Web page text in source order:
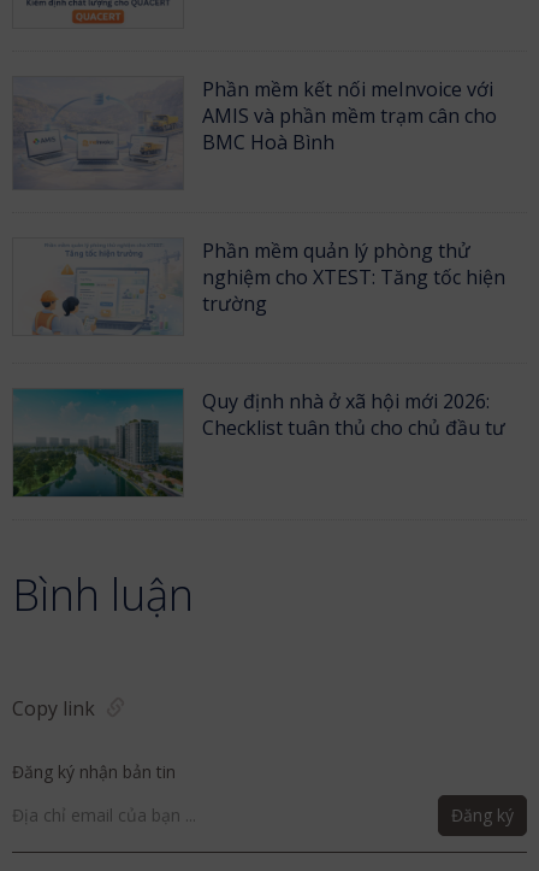
Phần mềm kết nối meInvoice với
AMIS và phần mềm trạm cân cho
BMC Hoà Bình
Phần mềm quản lý phòng thử
nghiệm cho XTEST: Tăng tốc hiện
trường
Quy định nhà ở xã hội mới 2026:
Checklist tuân thủ cho chủ đầu tư
Bình luận
Copy link
Đăng ký nhận bản tin
Đăng ký